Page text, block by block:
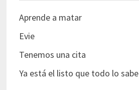
Aprende a matar
Evie
Tenemos una cita
Ya está el listo que todo lo sabe